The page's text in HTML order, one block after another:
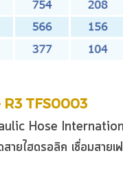
R3 TFS0003
Hose
สายไฮดรอลิค เชื่อมสาย